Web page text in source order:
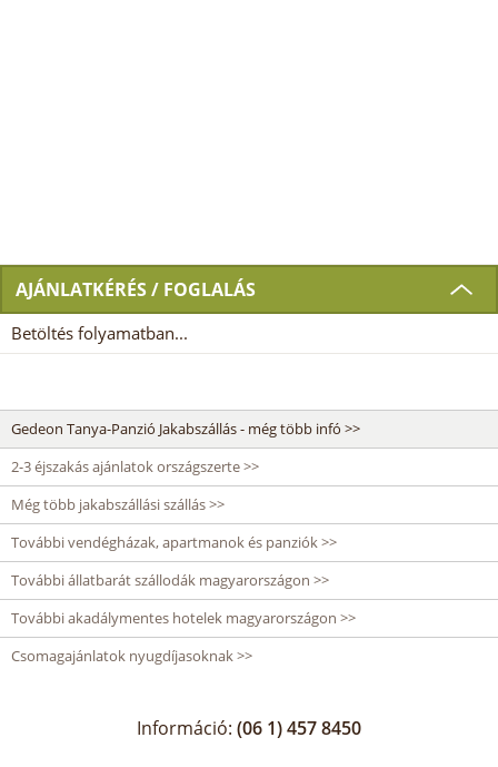
AJÁNLATKÉRÉS / FOGLALÁS
Betöltés folyamatban...
Gedeon Tanya-Panzió Jakabszállás - még több infó >>
2-3 éjszakás ajánlatok országszerte >>
Még több jakabszállási szállás >>
További vendégházak, apartmanok és panziók >>
További állatbarát szállodák magyarországon >>
További akadálymentes hotelek magyarországon >>
Csomagajánlatok nyugdíjasoknak >>
Információ: (06 1) 457 8450